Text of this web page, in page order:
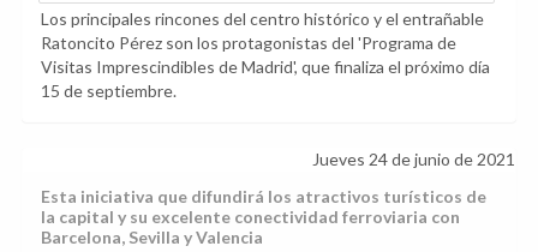
Los principales rincones del centro histórico y el entrañable
Ratoncito Pérez son los protagonistas del 'Programa de
Visitas Imprescindibles de Madrid', que finaliza el próximo día
15 de septiembre.
Jueves 24 de junio de 2021
Esta iniciativa que difundirá los atractivos turísticos de
la capital y su excelente conectividad ferroviaria con
Barcelona, Sevilla y Valencia